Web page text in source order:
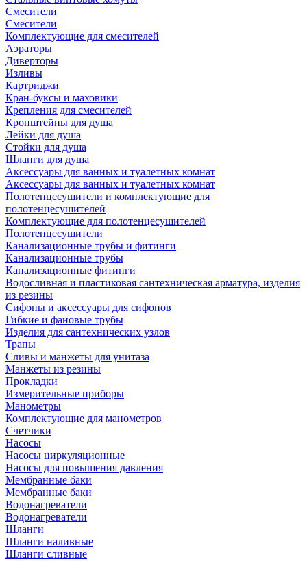
Смесители
Смесители
Комплектующие для смесителей
Аэраторы
Диверторы
Изливы
Картриджи
Кран-буксы и маховики
Крепления для смесителей
Кронштейны для душа
Лейки для душа
Стойки для душа
Шланги для душа
Аксессуары для ванных и туалетных комнат
Аксессуары для ванных и туалетных комнат
Полотенцесушители и комплектующие для
полотенцесушителей
Комплектующие для полотенцесушителей
Полотенцесушители
Канализационные трубы и фитинги
Канализационные трубы
Канализационные фитинги
Водосливная и пластиковая сантехническая арматура, изделия
из резины
Сифоны и аксессуары для сифонов
Гибкие и фановые трубы
Изделия для сантехнических узлов
Трапы
Сливы и манжеты для унитаза
Манжеты из резины
Прокладки
Измерительные приборы
Манометры
Комплектующие для манометров
Счетчики
Насосы
Насосы циркуляционные
Насосы для повышения давления
Мембранные баки
Мембранные баки
Водонагреватели
Водонагреватели
Шланги
Шланги наливные
Шланги сливные